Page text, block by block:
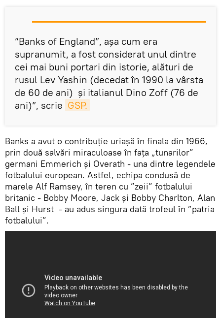
”Banks of England”, așa cum era
supranumit, a fost considerat unul dintre
cei mai buni portari din istorie, alături de
rusul Lev Yashin (decedat în 1990 la vârsta
de 60 de ani) și italianul Dino Zoff (76 de
ani)”, scrie GSP.
Banks a avut o contribuție uriașă în finala din 1966,
prin două salvări miraculoase în fața „tunarilor”
germani Emmerich și Overath - una dintre legendele
fotbalului european. Astfel, echipa condusă de
marele Alf Ramsey, în teren cu ”zeii” fotbalului
britanic - Bobby Moore, Jack și Bobby Charlton, Alan
Ball și Hurst - au adus singura dată trofeul în ”patria
fotbalului”.